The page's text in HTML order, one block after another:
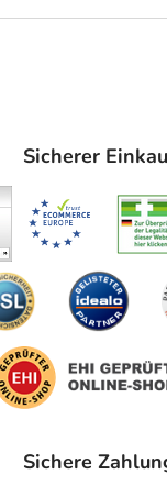
das Pflaster aus
Kleben
Sie es einige
um eine perfekte
Sicherer
Sichere